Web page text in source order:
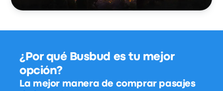
¿Por qué Busbud es tu mejor
opción?
La mejor manera de comprar pasajes